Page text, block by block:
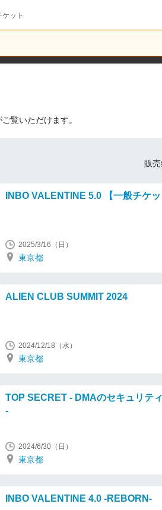
ット
覧いただけます。
販売
INBO VALENTINE 5.0 【一般チケッ
2025/3/16（日）
東京都
ALIEN CLUB SUMMIT 2024
2024/12/18（水）
東京都
TOP SECRET - DMAのセキュリテ
-
2024/6/30（日）
東京都
INBO VALENTINE 4.0 -REBORN-